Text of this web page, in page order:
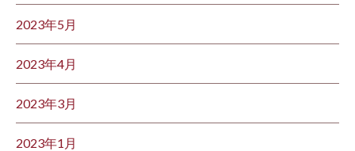
2023年5月
2023年4月
2023年3月
2023年1月